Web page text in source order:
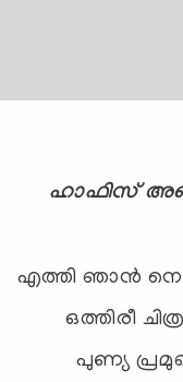
ഹാഫിസ്‌
എത്തി ഞാന്‍
ഒത്തിരീ
പുണ്യ